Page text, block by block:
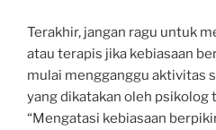
Terakhir, jangan ragu untuk
atau terapis jika kebiasaan
mulai mengganggu aktivitas
yang dikatakan oleh psikolog
“Mengatasi kebiasaan